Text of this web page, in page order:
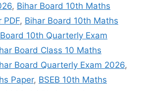
, Bihar Board 10th Maths
PDF, Bihar Board 10th Maths
10th Quarterly Exam
Board Class 10 Maths
Board Quarterly Exam 2026,
Paper, BSEB 10th Maths